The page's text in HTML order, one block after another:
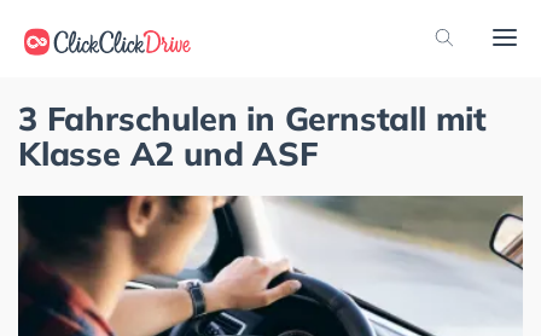
3 Fahrschulen in Gernstall mit
Klasse A2 und ASF